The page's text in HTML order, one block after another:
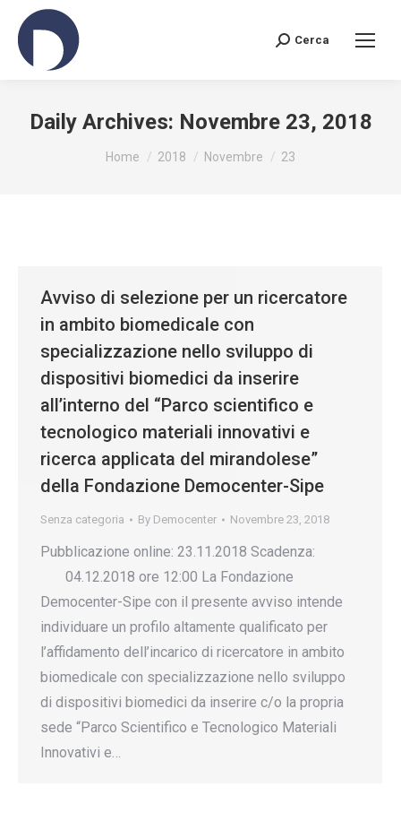
Search:
Cerca
Daily Archives: Novembre 23, 2018
You are here:
Home 2018 Novembre 23
Avviso di selezione per un ricercatore
in ambito biomedicale con
specializzazione nello sviluppo di
dispositivi biomedici da inserire
all’interno del “Parco scientifico e
tecnologico materiali innovativi e
ricerca applicata del mirandolese”
della Fondazione Democenter-Sipe
Senza categoria By Democenter Novembre 23, 2018
Pubblicazione online: 23.11.2018 Scadenza:
04.12.2018 ore 12:00 La Fondazione
Democenter-Sipe con il presente avviso intende
individuare un profilo altamente qualificato per
l’affidamento dell’incarico di ricercatore in ambito
biomedicale con specializzazione nello sviluppo
di dispositivi biomedici da inserire c/o la propria
sede “Parco Scientifico e Tecnologico Materiali
Innovativi e…